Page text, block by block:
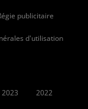
publicitaire
d'utilisation
2023 2022